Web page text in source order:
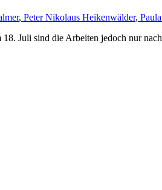
, Peter Nikolaus Heikenwälder,
Juli sind die Arbeiten jedoch nur